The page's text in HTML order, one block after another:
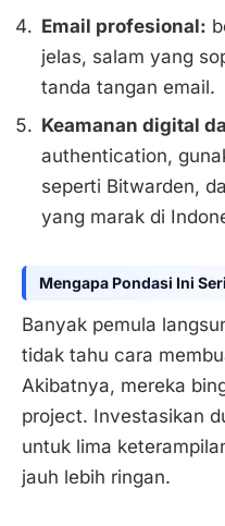
Email profesional:
jelas, salam yang
tanda tangan email.
Keamanan digital
authentication,
seperti Bitwarden,
yang marak di
Mengapa Pondasi Ini
Banyak pemula
tidak tahu cara
Akibatnya, mereka
project. Investasikan
untuk lima
jauh lebih ringan.